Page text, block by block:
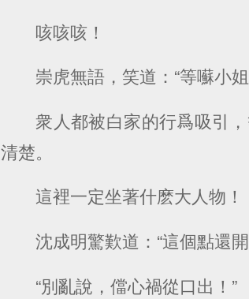
咳咳咳！
崇虎無語，笑道：“等囌小
衆人都被白家的行爲吸引
清楚。
這裡一定坐著什麽大人物！
沈成明驚歎道：“這個點還
“別亂說，儅心禍從口出！”